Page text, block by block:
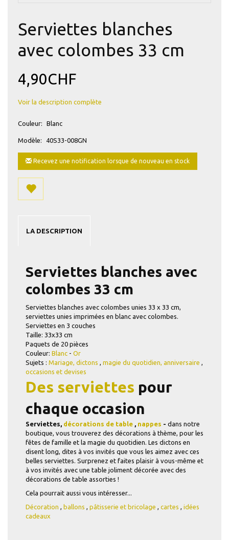
Serviettes blanches
avec colombes 33 cm
4,90CHF
Voir la description complète
Couleur: Blanc
Modèle: 40S33-008GN
Recevez une notification lorsque de nouveau en stock
LA DESCRIPTION
Serviettes blanches avec
colombes 33 cm
Serviettes blanches avec colombes unies 33 x 33 cm,
serviettes unies imprimées en blanc avec colombes.
Serviettes en 3 couches
Taille: 33x33 cm
Paquets de 20 pièces
Couleur: Blanc - Or
Sujets : Mariage, dictons , magie du quotidien, anniversaire ,
occasions et devises
Des serviettes pour
chaque occasion
Serviettes, décorations de table , nappes - dans notre
boutique, vous trouverez des décorations à thème, pour les
fêtes de famille et la magie du quotidien. Les dictons en
disent long, dites à vos invités que vous les aimez avec ces
belles serviettes. Surprenez et faites plaisir à vous-même et
à vos invités avec une table joliment décorée avec des
décorations de table assorties !
Cela pourrait aussi vous intéresser...
Décoration , ballons , pâtisserie et bricolage , cartes , idées
cadeaux